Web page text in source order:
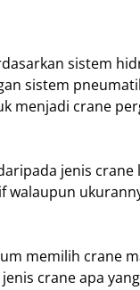
sistem
sistem
menjadi crane
jenis crane
walaupun
memilih crane
crane apa